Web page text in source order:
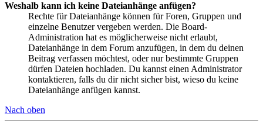
Weshalb kann ich keine Dateianhänge anfügen?
Rechte für Dateianhänge können für Foren, Gruppen und
einzelne Benutzer vergeben werden. Die Board-
Administration hat es möglicherweise nicht erlaubt,
Dateianhänge in dem Forum anzufügen, in dem du deinen
Beitrag verfassen möchtest, oder nur bestimmte Gruppen
dürfen Dateien hochladen. Du kannst einen Administrator
kontaktieren, falls du dir nicht sicher bist, wieso du keine
Dateianhänge anfügen kannst.
Nach oben